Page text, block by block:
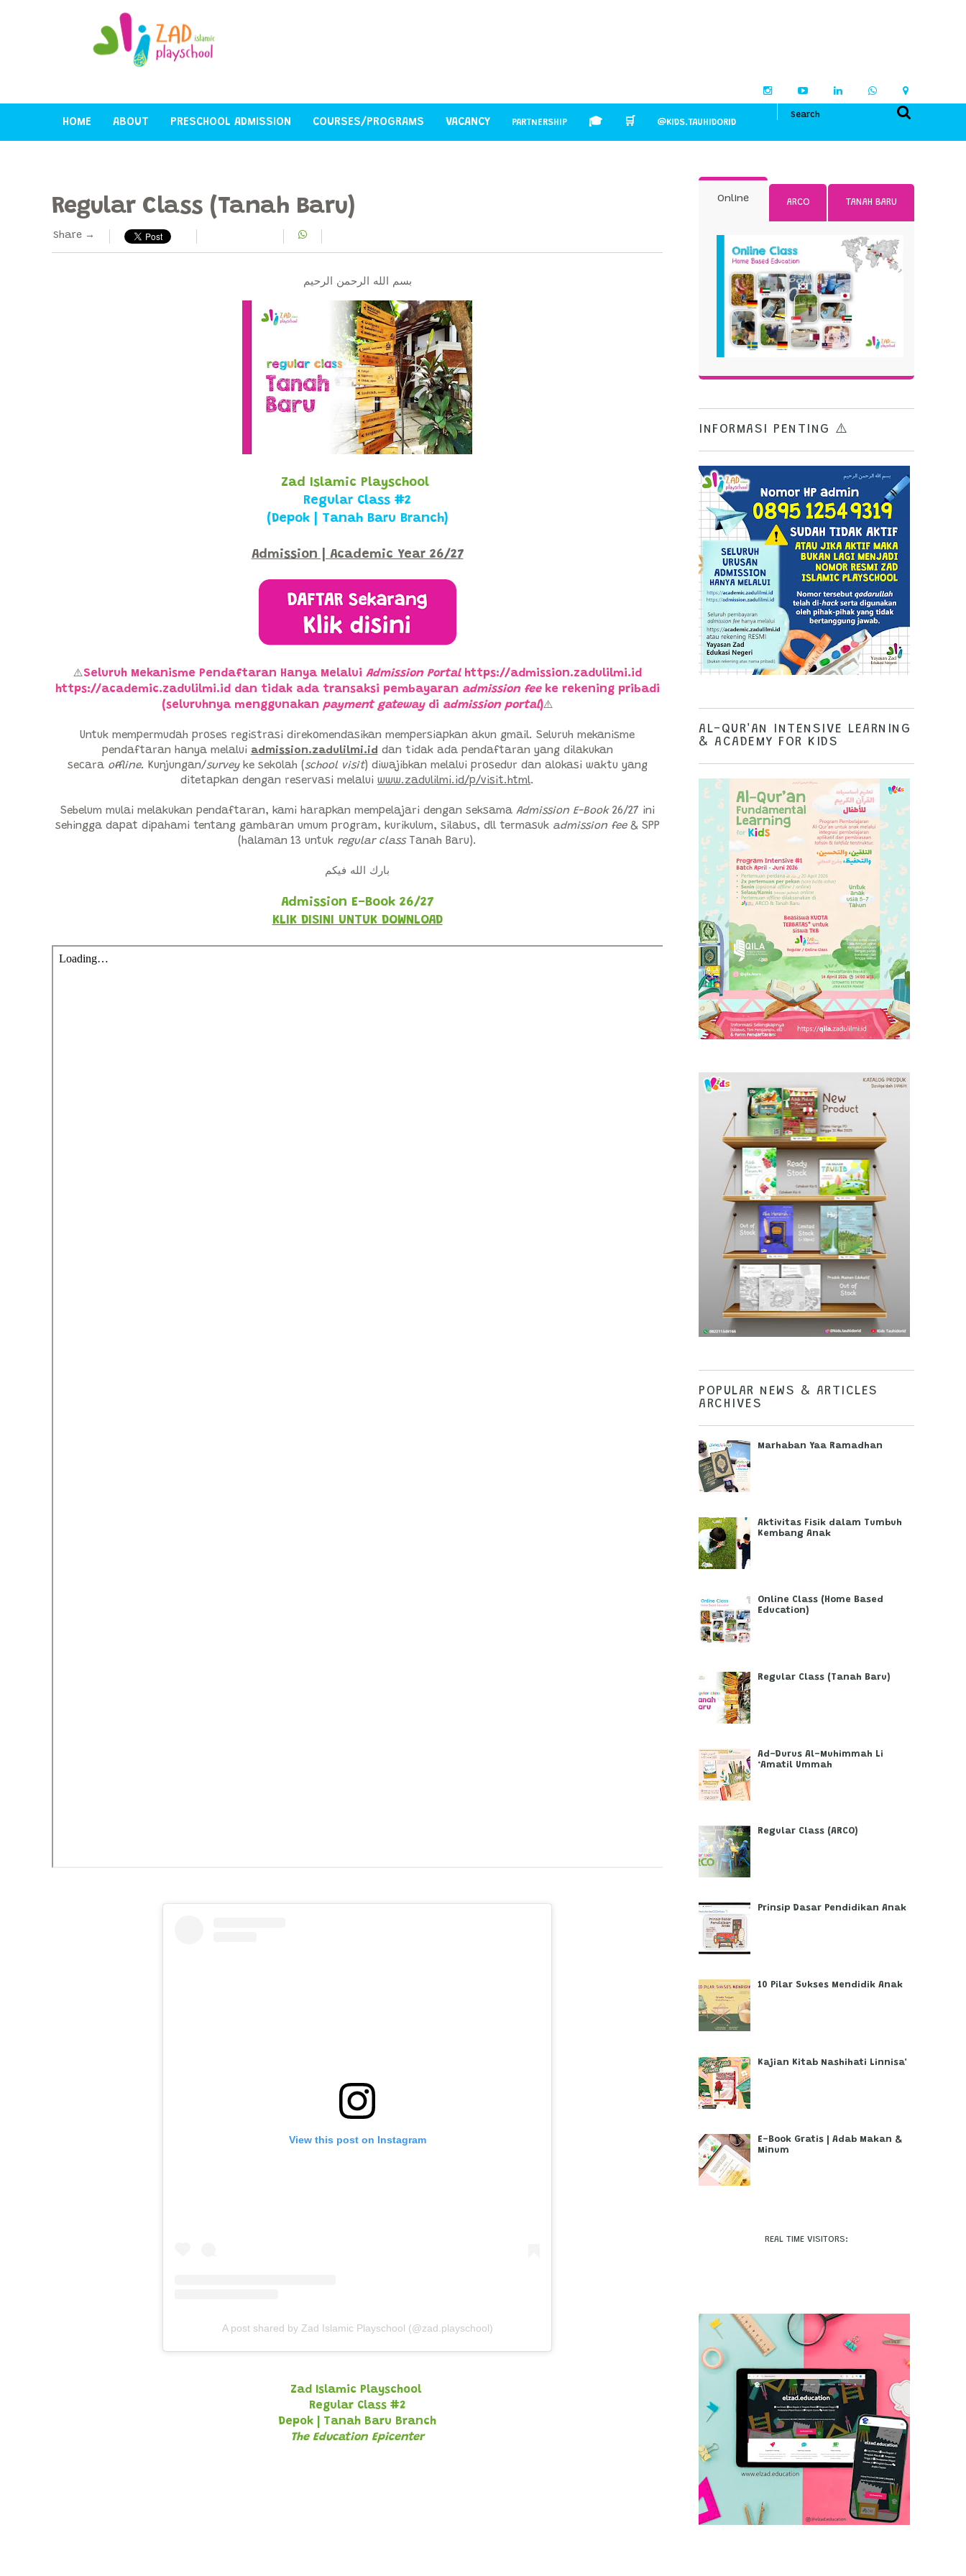
HOME ABOUT PRESCHOOL ADMISSION COURSES/PROGRAMS VACANCY PARTNERSHIP 🎓 🛒 @KIDS.TAUHIDORID
Regular Class (Tanah Baru)
Share →
بسم الله الرحمن الرحيم
Zad Islamic Playschool
Regular Class #2
(Depok | Tanah Baru Branch)
Admission | Academic Year 26/27
⚠️Seluruh Mekanisme Pendaftaran Hanya Melalui Admission Portal https://admission.zadulilmi.id
https://academic.zadulilmi.id dan tidak ada transaksi pembayaran admission fee ke rekening pribadi
(seluruhnya menggunakan payment gateway di admission portal)⚠️
Untuk mempermudah proses registrasi direkomendasikan mempersiapkan akun gmail. Seluruh mekanisme
pendaftaran hanya melalui admission.zadulilmi.id dan tidak ada pendaftaran yang dilakukan
secara offline. Kunjungan/survey ke sekolah (school visit) diwajibkan melalui prosedur dan alokasi waktu yang
ditetapkan dengan reservasi melalui www.zadulilmi.id/p/visit.html.
Sebelum mulai melakukan pendaftaran, kami harapkan mempelajari dengan seksama Admission E-Book 26/27 ini
sehingga dapat dipahami tentang gambaran umum program, kurikulum, silabus, dll termasuk admission fee & SPP
(halaman 13 untuk regular class Tanah Baru).
بارك الله فيكم
Admission E-Book 26/27
KLIK DISINI UNTUK DOWNLOAD
View this post on Instagram
A post shared by Zad Islamic Playschool (@zad.playschool)
Zad Islamic Playschool
Regular Class #2
Depok | Tanah Baru Branch
The Education Epicenter
Online ARCO TANAH BARU
INFORMASI PENTING ⚠️
AL-QUR'AN INTENSIVE LEARNING
& ACADEMY FOR KIDS
POPULAR NEWS & ARTICLES
ARCHIVES
Marhaban Yaa Ramadhan
Aktivitas Fisik dalam Tumbuh
Kembang Anak
Online Class (Home Based
Education)
Regular Class (Tanah Baru)
Ad-Durus Al-Muhimmah Li
‘Amatil Ummah
Regular Class (ARCO)
Prinsip Dasar Pendidikan Anak
10 Pilar Sukses Mendidik Anak
Kajian Kitab Nashihati Linnisa'
E-Book Gratis | Adab Makan &
Minum
REAL TIME VISITORS: